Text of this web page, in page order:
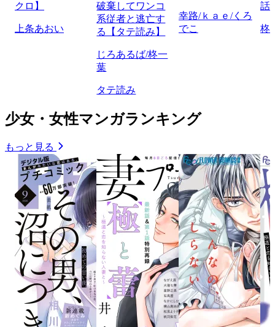
クロ】
上条あおい
破棄してワンコ
系従者と逃亡す
る【タテ読み】
じろあるば/柊一
葉
タテ読み
幸路/ｋａｅ/くろ
でこ
話
柊
少女・女性マンガランキング
もっと見る